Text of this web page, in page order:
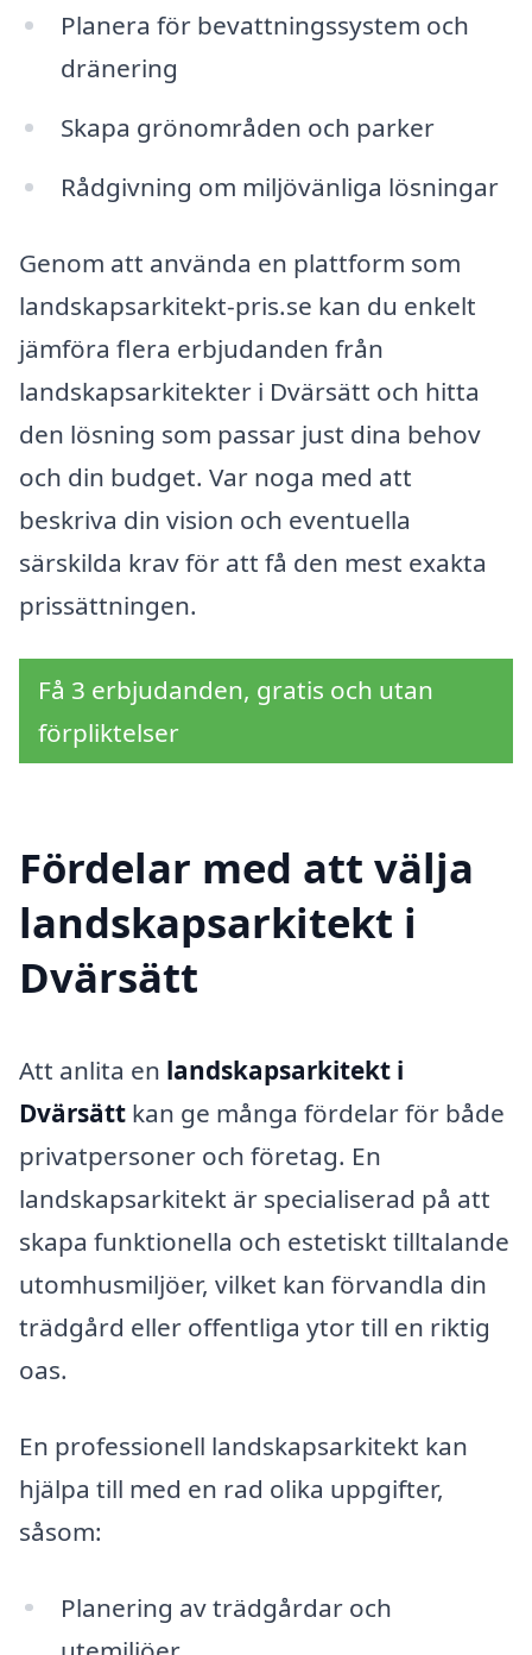
Planera för bevattningssystem och
dränering
Skapa grönområden och parker
Rådgivning om miljövänliga lösningar
Genom att använda en plattform som
landskapsarkitekt-pris.se kan du enkelt
jämföra flera erbjudanden från
landskapsarkitekter i Dvärsätt och hitta
den lösning som passar just dina behov
och din budget. Var noga med att
beskriva din vision och eventuella
särskilda krav för att få den mest exakta
prissättningen.
Få 3 erbjudanden, gratis och utan
förpliktelser
Fördelar med att välja
landskapsarkitekt i
Dvärsätt
Att anlita en landskapsarkitekt i
Dvärsätt kan ge många fördelar för både
privatpersoner och företag. En
landskapsarkitekt är specialiserad på att
skapa funktionella och estetiskt tilltalande
utomhusmiljöer, vilket kan förvandla din
trädgård eller offentliga ytor till en riktig
oas.
En professionell landskapsarkitekt kan
hjälpa till med en rad olika uppgifter,
såsom:
Planering av trädgårdar och